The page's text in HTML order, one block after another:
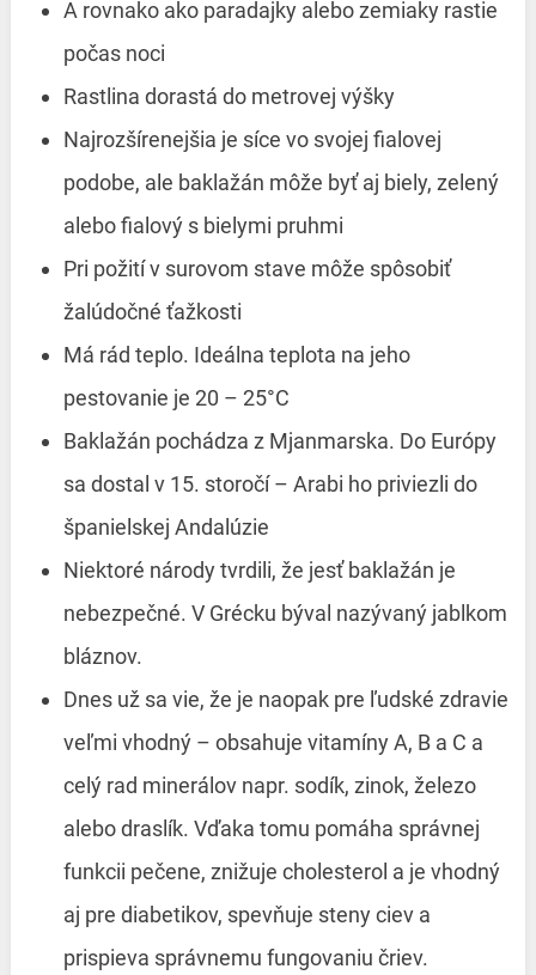
A rovnako ako paradajky alebo zemiaky rastie
počas noci
Rastlina dorastá do metrovej výšky
Najrozšírenejšia je síce vo svojej fialovej
podobe, ale baklažán môže byť aj biely, zelený
alebo fialový s bielymi pruhmi
Pri požití v surovom stave môže spôsobiť
žalúdočné ťažkosti
Má rád teplo. Ideálna teplota na jeho
pestovanie je 20 – 25°C
Baklažán pochádza z Mjanmarska. Do Európy
sa dostal v 15. storočí – Arabi ho priviezli do
španielskej Andalúzie
Niektoré národy tvrdili, že jesť baklažán je
nebezpečné. V Grécku býval nazývaný jablkom
bláznov.
Dnes už sa vie, že je naopak pre ľudské zdravie
veľmi vhodný – obsahuje vitamíny A, B a C a
celý rad minerálov napr. sodík, zinok, železo
alebo draslík. Vďaka tomu pomáha správnej
funkcii pečene, znižuje cholesterol a je vhodný
aj pre diabetikov, spevňuje steny ciev a
prispieva správnemu fungovaniu čriev.